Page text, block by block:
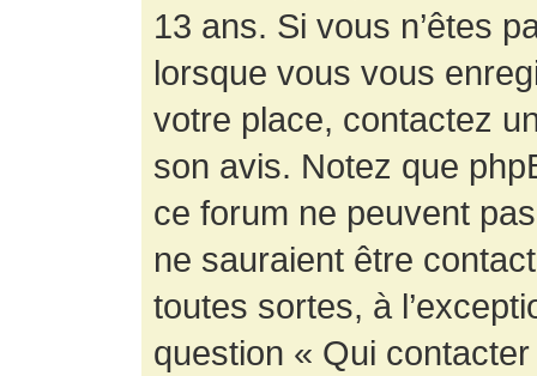
13 ans. Si vous n’êtes
lorsque vous vous
votre place, contactez
son avis. Notez que
ce forum ne peuvent
ne sauraient être
toutes sortes, à
question « Qui